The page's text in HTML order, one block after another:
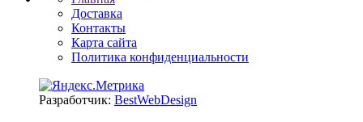
Доставка
Контакты
Карта сайта
Политика конфиденциальности
Разработчик: BestWebDesign